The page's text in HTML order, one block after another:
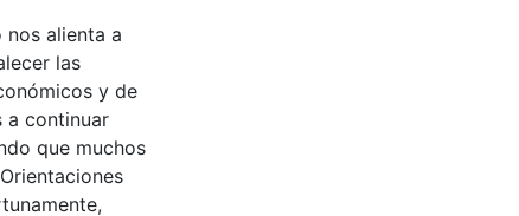
alienta a
las
y de
a continuar
que muchos